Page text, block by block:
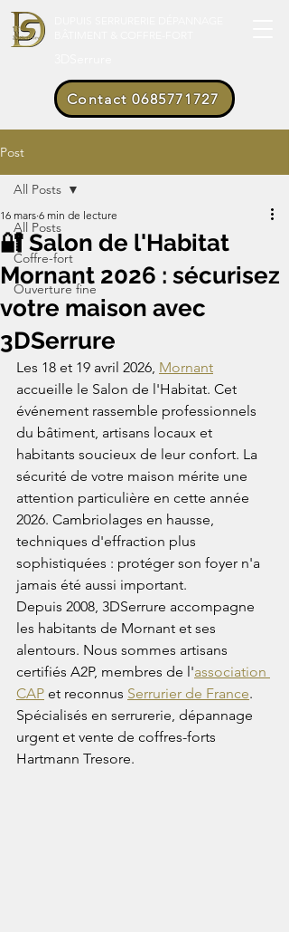
Contact 0685771727
Post
All Posts
Coffre-fort
Ouverture fine
All Posts
🔐 Salon de l'Habitat
Mornant 2026 : sécurisez
votre maison avec
3DSerrure
16 mars 6 min de lecture
Les 18 et 19 avril 2026, Mornant
accueille le Salon de l'Habitat. Cet
événement rassemble professionnels
du bâtiment, artisans locaux et
habitants soucieux de leur confort. La
sécurité de votre maison mérite une
attention particulière en cette année
2026. Cambriolages en hausse,
techniques d'effraction plus
sophistiquées : protéger son foyer n'a
jamais été aussi important.
Depuis 2008, 3DSerrure accompagne
les habitants de Mornant et ses
alentours. Nous sommes artisans
certifiés A2P, membres de l'association
CAP et reconnus Serrurier de France.
Spécialisés en serrurerie, dépannage
urgent et vente de coffres-forts
Hartmann Tresore.